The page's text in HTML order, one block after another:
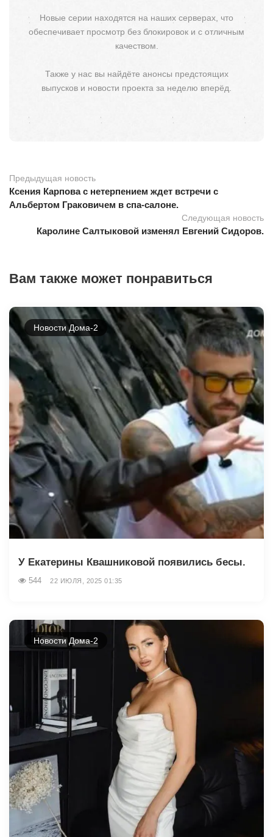
Новые серии находятся на наших серверах, что
обеспечивает просмотр без блокировок и с отличным
качеством.
Также у нас вы найдёте анонсы предстоящих
выпусков и новости проекта за неделю вперёд.
Предыдущая новость
Ксения Карпова с нетерпением ждет встречи с
Альбертом Граковичем в спа-салоне.
Следующая новость
Каролине Салтыковой изменял Евгений Сидоров.
Вам также может понравиться
Новости Дома-2
У Екатерины Квашниковой появились бесы.
544 22 ИЮЛЯ, 2025 01:35
Новости Дома-2